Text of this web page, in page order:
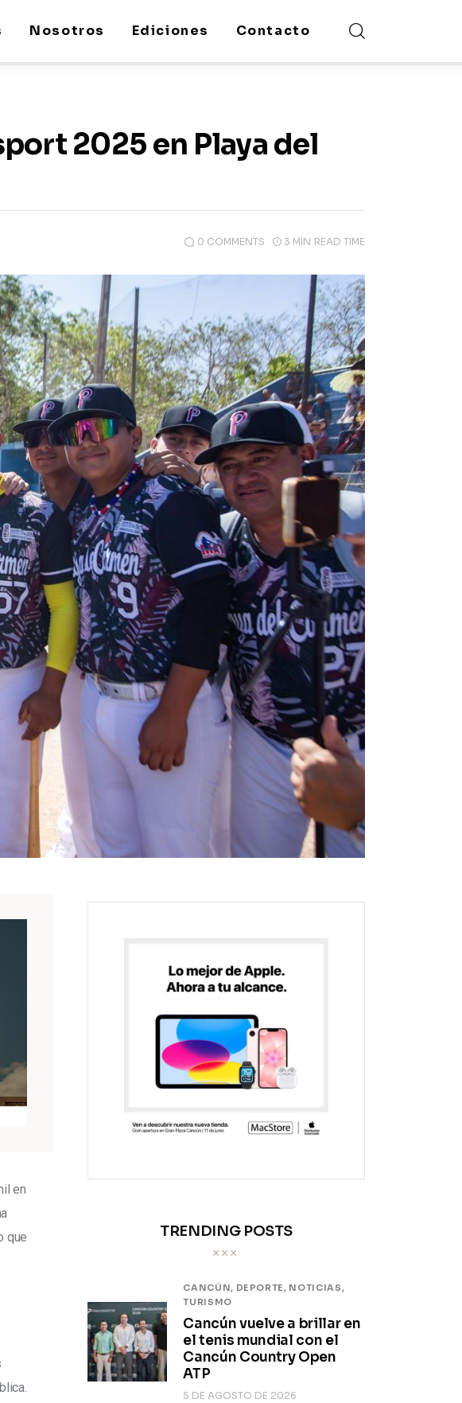
Nosotros Ediciones Contacto
2025 en Playa del
0 COMMENTS 3 MIN READ TIME
en
que
TRENDING POSTS
CANCÚN, DEPORTE, NOTICIAS,
TURISMO
Cancún vuelve a brillar en
el tenis mundial con el
Cancún Country Open
ATP
5 DE AGOSTO DE 2026